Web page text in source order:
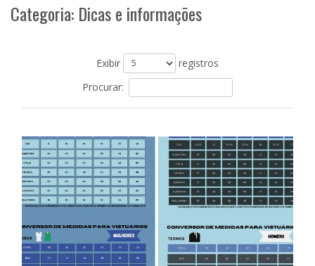
Categoria: Dicas e informações
Exibir
registros
Procurar: